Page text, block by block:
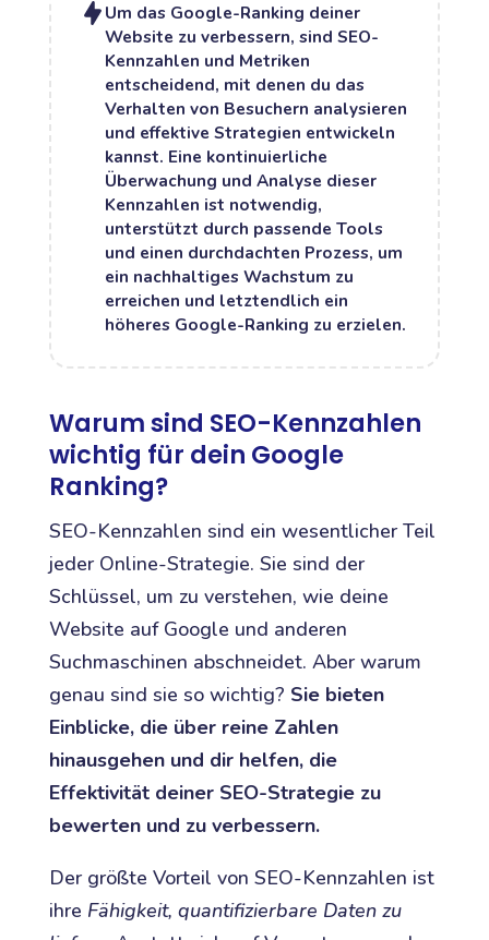
Um das Google-Ranking deiner
Website zu verbessern, sind SEO-
Kennzahlen und Metriken
entscheidend, mit denen du das
Verhalten von Besuchern analysieren
und effektive Strategien entwickeln
kannst. Eine kontinuierliche
Überwachung und Analyse dieser
Kennzahlen ist notwendig,
unterstützt durch passende Tools
und einen durchdachten Prozess, um
ein nachhaltiges Wachstum zu
erreichen und letztendlich ein
höheres Google-Ranking zu erzielen.
Warum sind SEO-Kennzahlen
wichtig für dein Google
Ranking?
SEO-Kennzahlen sind ein wesentlicher Teil
jeder Online-Strategie. Sie sind der
Schlüssel, um zu verstehen, wie deine
Website auf Google und anderen
Suchmaschinen abschneidet. Aber warum
genau sind sie so wichtig? Sie bieten
Einblicke, die über reine Zahlen
hinausgehen und dir helfen, die
Effektivität deiner SEO-Strategie zu
bewerten und zu verbessern.
Der größte Vorteil von SEO-Kennzahlen ist
ihre Fähigkeit, quantifizierbare Daten zu